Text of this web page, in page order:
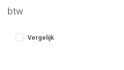
btw
Vergelijk